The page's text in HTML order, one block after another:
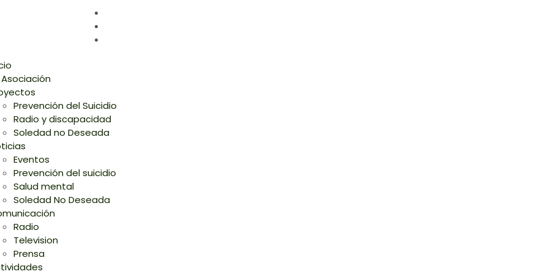
Asociación
Prevención del Suicidio
Radio y discapacidad
Soledad no Deseada
Eventos
Prevención del suicidio
Salud mental
Soledad No Deseada
Radio
Television
Prensa